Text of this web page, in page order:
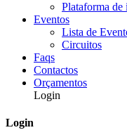
Plataforma de
Eventos
Lista de
Circuitos
Faqs
Contactos
Orçamentos
Login
Login